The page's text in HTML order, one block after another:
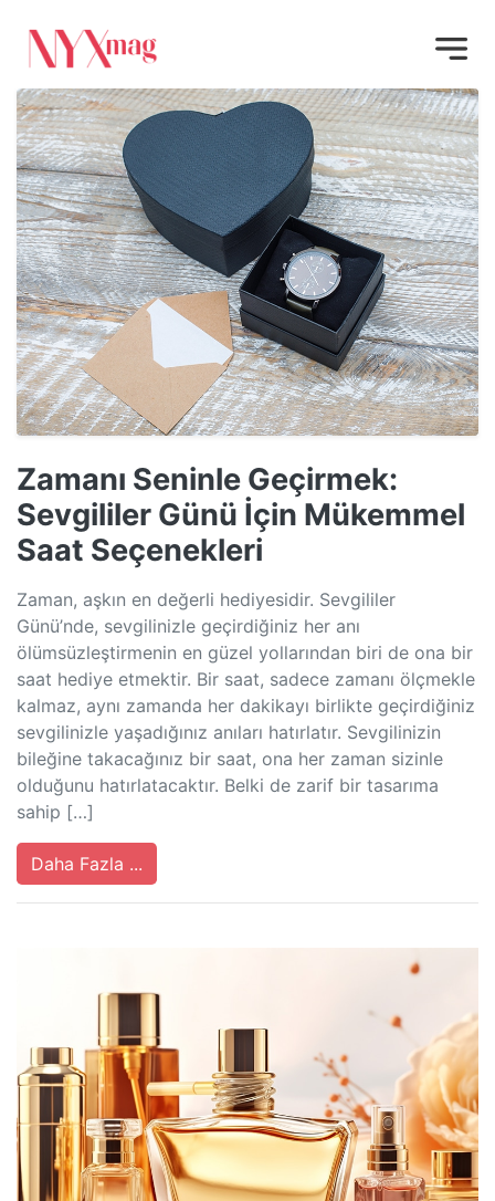
Zamanı Seninle Geçirmek:
Sevgililer Günü İçin Mükemmel
Saat Seçenekleri
Zaman, aşkın en değerli hediyesidir. Sevgililer
Günü’nde, sevgilinizle geçirdiğiniz her anı
ölümsüzleştirmenin en güzel yollarından biri de ona bir
saat hediye etmektir. Bir saat, sadece zamanı ölçmekle
kalmaz, aynı zamanda her dakikayı birlikte geçirdiğiniz
sevgilinizle yaşadığınız anıları hatırlatır. Sevgilinizin
bileğine takacağınız bir saat, ona her zaman sizinle
olduğunu hatırlatacaktır. Belki de zarif bir tasarıma
sahip […]
Daha Fazla ...